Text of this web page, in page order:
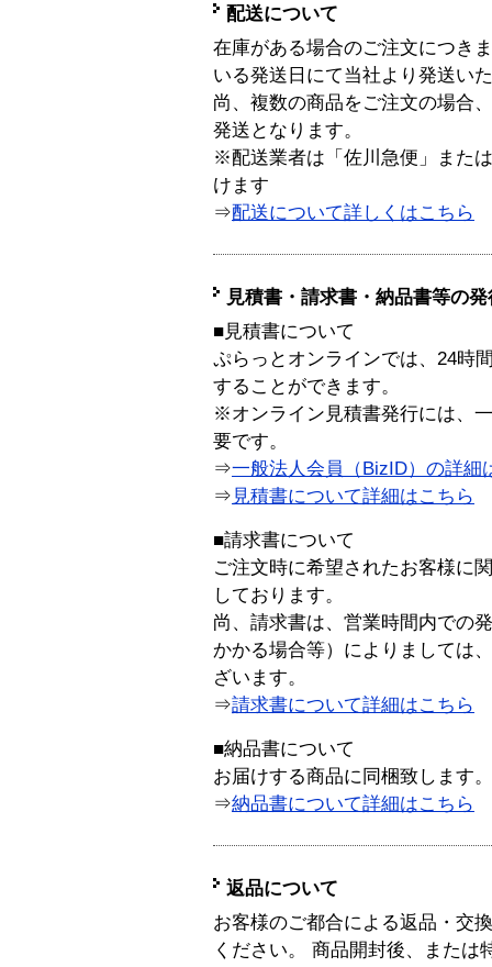
配送について
在庫がある場合のご注文につき
いる発送日にて当社より発送い
尚、複数の商品をご注文の場合
発送となります。
※配送業者は「佐川急便」また
けます
⇒配送について詳しくはこちら
見積書・請求書・納品書等の
■見積書について
ぷらっとオンラインでは、24時
することができます。
※オンライン見積書発行には、
要です。
⇒一般法人会員（BizID）の詳細
⇒ 見積書について詳細はこちら
■請求書について
ご注文時に希望されたお客様に
しております。
尚、請求書は、営業時間内での
かかる場合等）によりましては
ざいます。
⇒請求書について詳細はこちら
■納品書について
お届けする商品に同梱致します。
⇒納品書について詳細はこちら
返品について
お客様のご都合による返品・交
ください。 商品開封後、または